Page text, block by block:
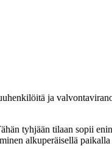
ja
tyhjään tilaan sopii
alkuperäisellä paikalla